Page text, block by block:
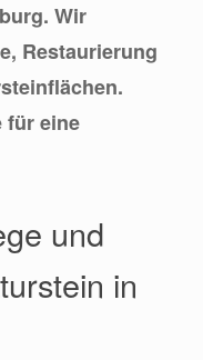
Wir
Restaurierung
für eine
und
in